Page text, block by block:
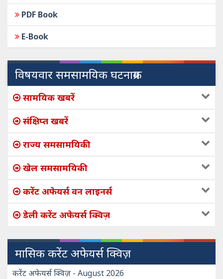
PDF Book
E-Book
विषयवार समसामयिक घटनाक्रम
सामयिक खबरें
संक्षिप्त खबरें
राज्य समसामयिकी
खेल समसामयिकी
करेंट अफेयर्स वन लाइनर्स
डेली करेंट अफेयर्स क्विज़
मासिक करेंट अफेयर्स क्विज़
करेंट अफेयर्स क्विज़ - August 2026